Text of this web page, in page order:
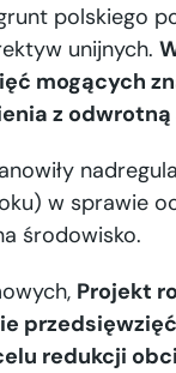
polskiego
unijnych.
mogących
z
w sprawie
środowisko.
Projekt
redukcji